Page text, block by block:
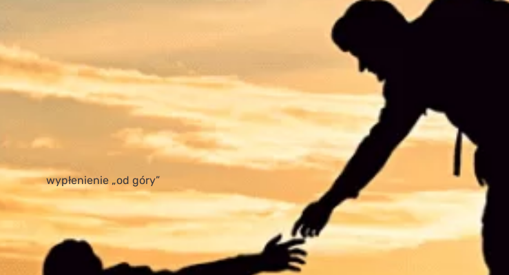
wypłenienie „od góry”